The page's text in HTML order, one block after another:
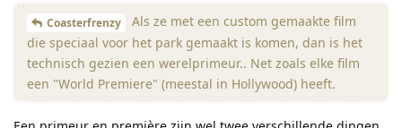
Coasterfrenzy
Als ze met een custom gemaakte film
die speciaal voor het park gemaakt is komen, dan is het
technisch gezien een werelprimeur.. Net zoals elke film
een "World Premiere" (meestal in Hollywood) heeft.